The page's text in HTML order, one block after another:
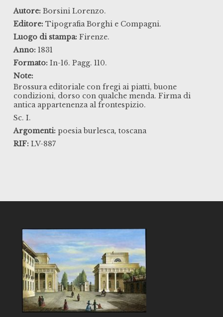
Autore: Borsini Lorenzo.
Editore: Tipografia Borghi e Compagni.
Luogo di stampa: Firenze.
Anno: 1831
Formato: In-16. Pagg. 110.
Note:
Brossura editoriale con fregi ai piatti, buone
condizioni, dorso con qualche menda. Firma di
antica appartenenza al frontespizio.
Sc. I.
Argomenti: poesia burlesca, toscana
RIF: LV-887